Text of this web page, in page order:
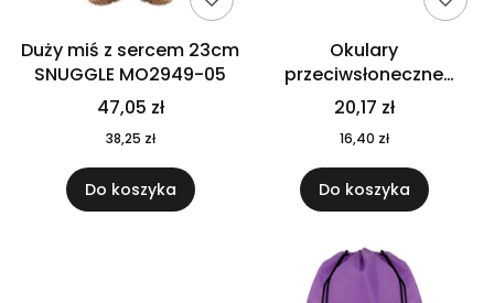
Duży miś z sercem 23cm
SNUGGLE MO2949-05
47,05 zł
38,25 zł
Do koszyka
Okulary
przeciwsłoneczne
CALIFORNIA TOUCH
MO9617-10
20,17 zł
16,40 zł
Do koszyka